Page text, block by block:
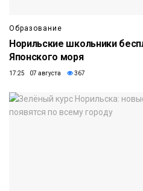
Образование
Норильские школьники
Японского моря
17:25 07 августа 367